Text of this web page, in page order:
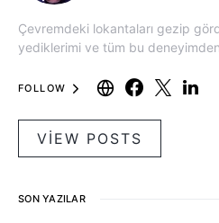
Çevremdeki lokantaları gezip
yediklerimi ve tüm bu
FOLLOW
VIEW POSTS
SON YAZILAR